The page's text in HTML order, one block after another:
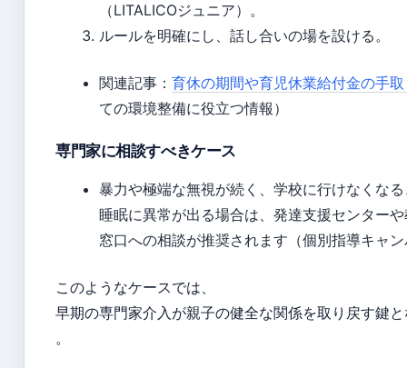
（LITALICOジュニア）。
ルールを明確にし、話し合いの場を設ける。
関連記事： 育休の期間や育児休業給付金の手
ての環境整備に役立つ情報）
専門家に相談すべきケース
暴力や極端な無視が続く、学校に行けなくな
睡眠に異常が出る場合は、発達支援センター
窓口への相談が推奨されます（個別指導キャ
このようなケースでは、
早期の専門家介入が親子の健全な関係を取り戻す鍵
。